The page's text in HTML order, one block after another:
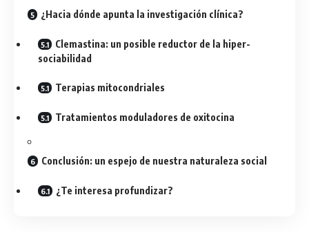
¿Hacia dónde apunta la investigación clínica?
Clemastina: un posible reductor de la hiper-
sociabilidad
Terapias mitocondriales
Tratamientos moduladores de oxitocina
Conclusión: un espejo de nuestra naturaleza social
¿Te interesa profundizar?